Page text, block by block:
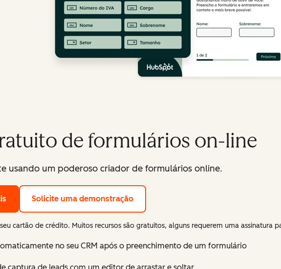
de formulários on-line
usando um poderoso criador de formulários online.
Solicite uma demonstração
cartão de crédito. Muitos recursos são gratuitos, alguns requerem uma assinatura
no seu CRM após o preenchimento de um formulário